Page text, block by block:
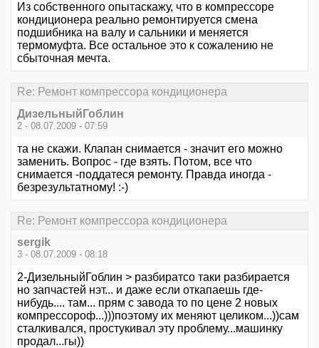
Из собственного опытаскажу, что в компрессоре
кондиционера реально ремонтируется смена
подшибника на валу и сальники и меняется
термомуфта. Все остальное это к сожалению не
сбыточная мечта.
Re: Ремонт компрессора кондиционера
ДизельныйГоблин
2 - 08.07.2009 - 07:59
та не скажи. Клапан снимается - значит его можно
заменить. Вопрос - где взять. Потом, все что
снимается -поддатеся ремонту. Правда иногда -
безрезультатному! :-)
Re: Ремонт компрессора кондиционера
sergik
3 - 08.07.2009 - 08:18
2-ДизельныйГоблин > разбиратсо таки разбирается
но запчастей нэт... и даже если откапаешь где-
нибудь.... там... прям с завода то по цене 2 новых
компрессороф...)))поэтому их меняют целиком...))сам
сталкивался, простукивал эту проблему...машинку
продал...гы))